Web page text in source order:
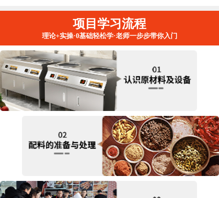
项目学习流程
理论+实操·0基础轻松学·老师一步步带你入门